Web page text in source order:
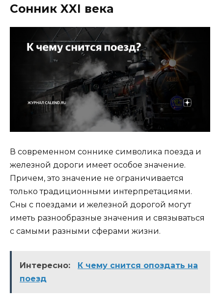
Сонник XXI века
В современном соннике символика поезда и
железной дороги имеет особое значение.
Причем, это значение не ограничивается
только традиционными интерпретациями.
Сны с поездами и железной дорогой могут
иметь разнообразные значения и связываться
с самыми разными сферами жизни.
Интересно:
К чему снится опоздать на
поезд